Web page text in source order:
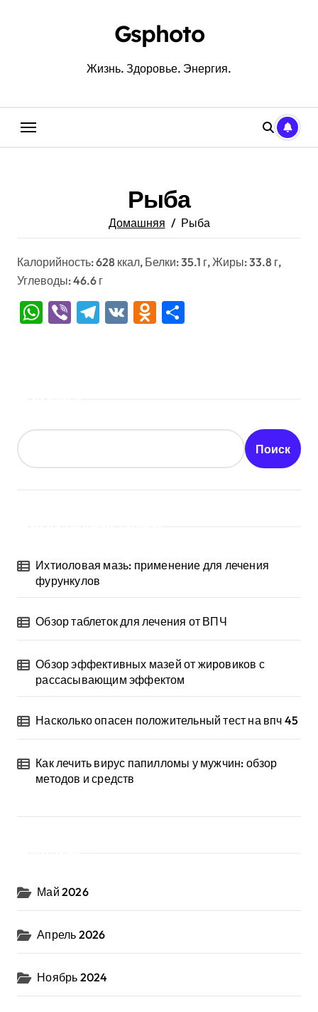
Gsphoto
Жизнь. Здоровье. Энергия.
Рыба
Домашняя Рыба
Калорийность: 628 ккал, Белки: 35.1 г, Жиры: 33.8 г,
Углеводы: 46.6 г
WhatsApp
ViberTelegram
VK Odnoklassniki
Поиск
Ихтиоловая мазь: применение для лечения
фурункулов
Обзор таблеток для лечения от ВПЧ
Обзор эффективных мазей от жировиков с
рассасывающим эффектом
Насколько опасен положительный тест на впч 45
Как лечить вирус папилломы у мужчин: обзор
методов и средств
Май 2026
Апрель 2026
Ноябрь 2024